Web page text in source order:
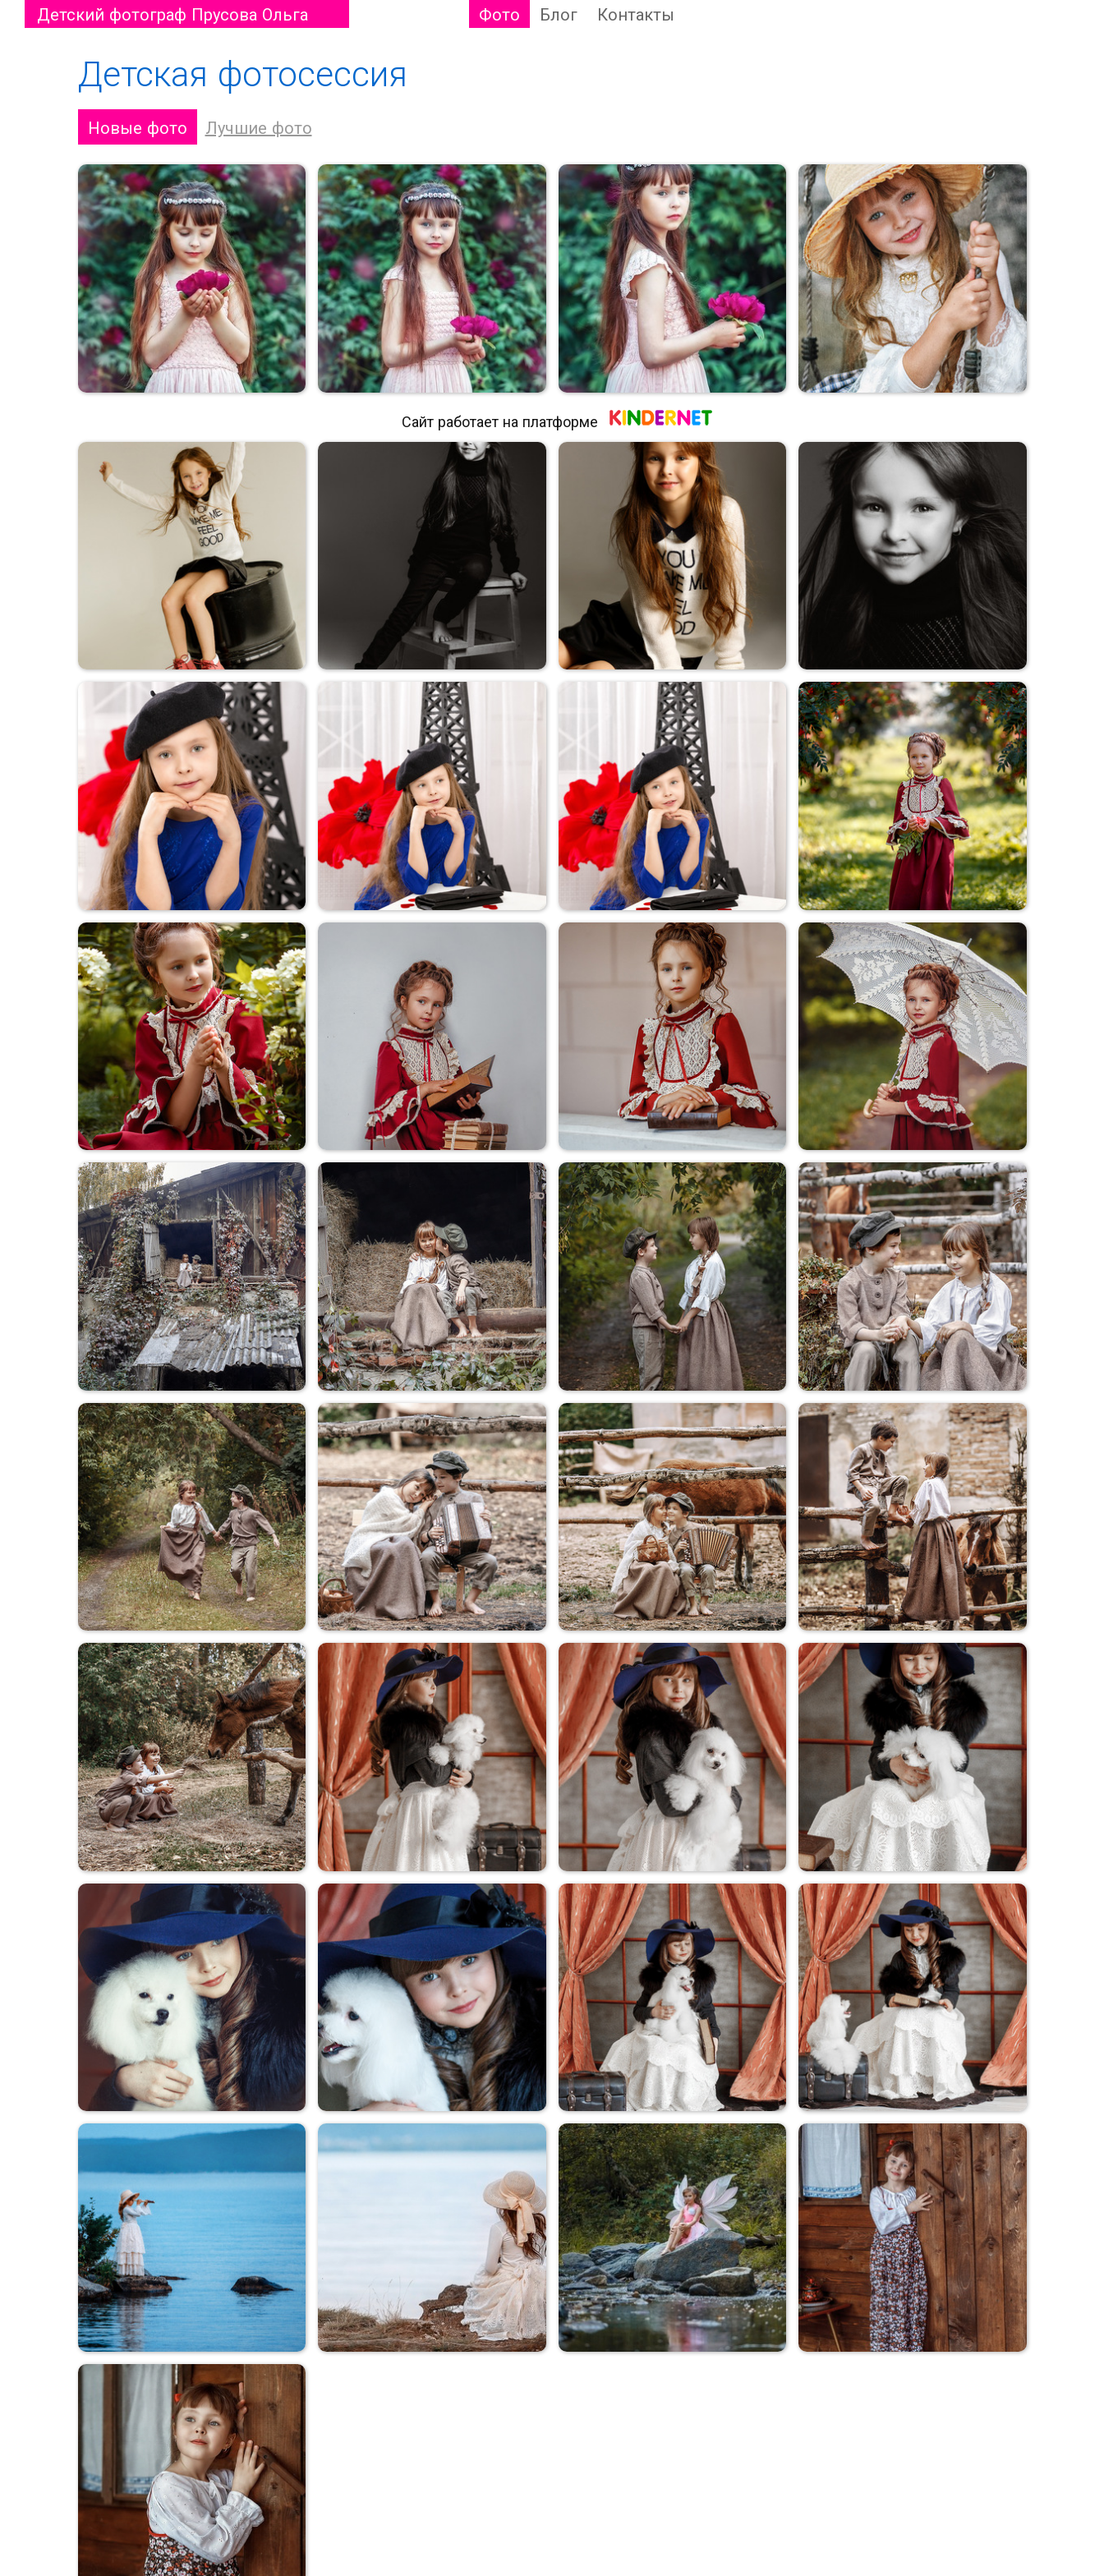
Детский фотограф Прусова Ольга Фото Блог Контакты
Детская фотосессия
Новые фото Лучшие фото
Весна Весна Весна Цветочница
Сайт работает на платформе
Ольга Ольга Портрет Портрет
Париж Париж Париж В парке
В парке Девочка с книгой Девочка с книгой В парке
Коля+Оля Коля+Оля Коля+Оля Коля+Оля
Коля+Оля Коля+Оля Коля+Оля Коля+Оля
Коля+Оля Дама с собачкой Дама с собачкой Дама с собачкой
Дама с собачкой Дама с собачкой Дама с собачкой
Ожидание